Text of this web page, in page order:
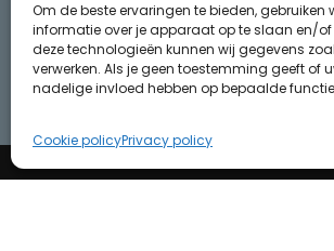
Om de beste ervaringen te bieden,
informatie over je apparaat op te slaan en/
deze technologieën kunnen wij gegevens
verwerken. Als je geen toestemming geeft of
nadelige invloed hebben op bepaalde
Cookie policyPrivacy policy